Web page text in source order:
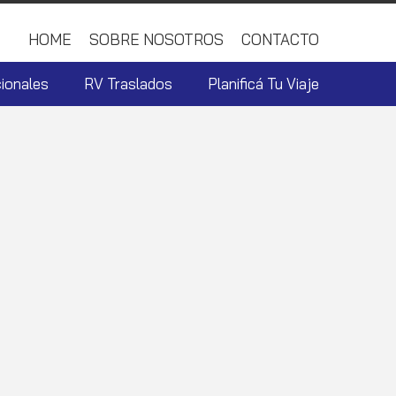
HOME SOBRE NOSOTROS CONTACTO
RV Traslados Planificá Tu Viaje